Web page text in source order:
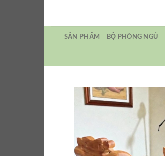
SẢN PHẨM BỘ PHÒNG NGỦ